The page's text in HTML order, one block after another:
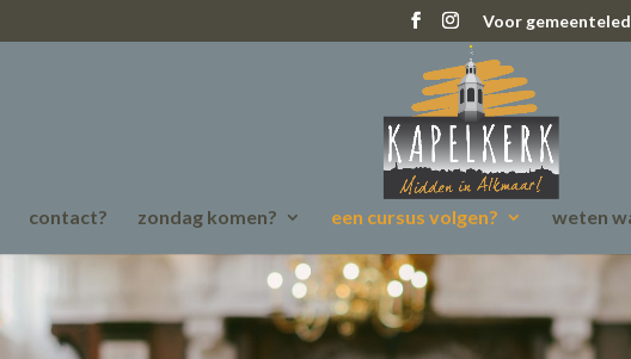
Voor
contact? zondag komen? een cursus volgen? weten